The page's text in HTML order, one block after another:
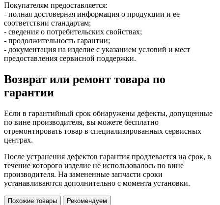
Покупателям предоставляется:
- полная достоверная информация о продукции и ее
соответствии стандартам;
- сведения о потребительских свойствах;
- продолжительность гарантии;
- документация на изделие с указанием условий и мест
предоставления сервисной поддержки.
Возврат или ремонт товара по
гарантии
Если в гарантийный срок обнаружены дефекты, допущенные
по вине производителя, вы можете бесплатно
отремонтировать товар в специализированных сервисных
центрах.
После устранения дефектов гарантия продлевается на срок, в
течение которого изделие не использовалось по вине
производителя. На замененные запчасти сроки
устанавливаются дополнительно с момента установки.
Похожие товары
Рекомендуем